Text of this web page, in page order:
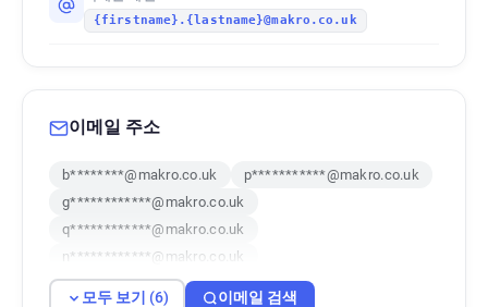
{firstname}.{lastname}@makro.co.uk
이메일 주소
b********@makro.co.uk
p***********@makro.co.uk
g************@makro.co.uk
q************@makro.co.uk
n************@makro.co.uk
p**********@makro.co.uk
모두 보기 (6) 이메일 검색